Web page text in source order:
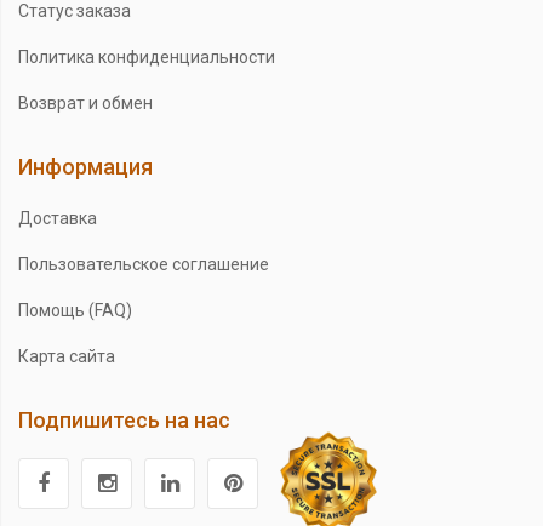
Статус заказа
Политика конфиденциальности
Возврат и обмен
Информация
Доставка
Пользовательское соглашение
Помощь (FAQ)
Карта сайта
Подпишитесь на нас